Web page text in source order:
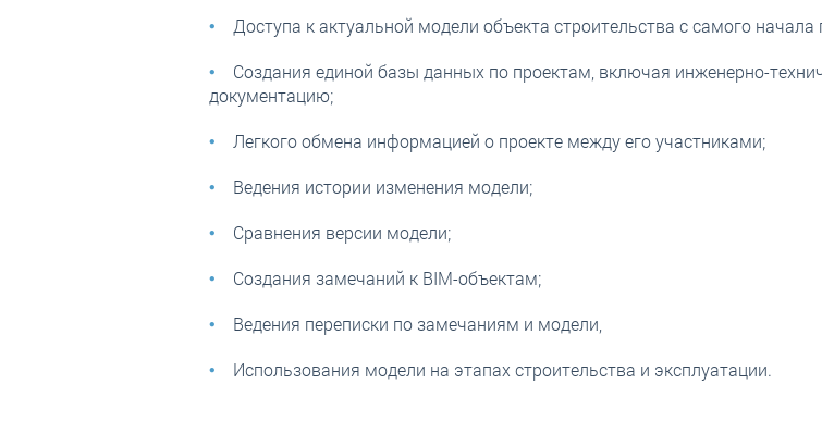
Доступа к актуальной модели объекта строительства с самого начала
Создания единой базы данных по проектам, включая инженерно-
документацию;
Легкого обмена информацией о проекте между его участниками;
Ведения истории изменения модели;
Сравнения версии модели;
Создания замечаний к BIM-объектам;
Ведения переписки по замечаниям и модели,
Использования модели на этапах строительства и эксплуатации.